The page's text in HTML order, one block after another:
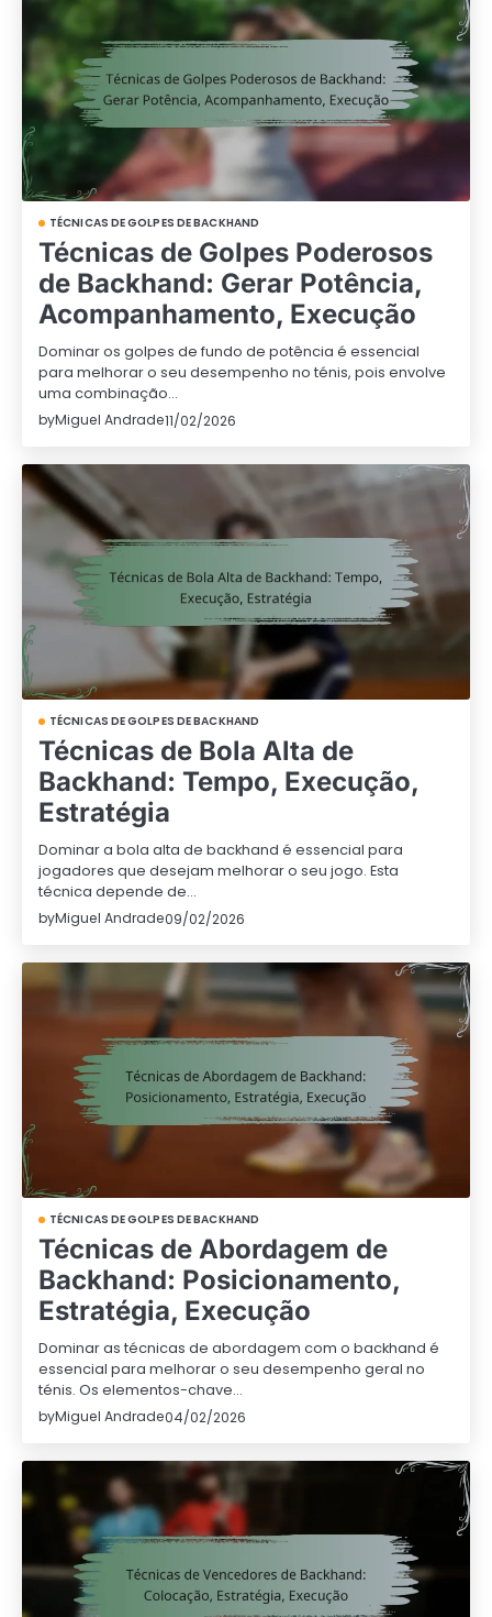
TÉCNICAS DE GOLPES DE BACKHAND
Técnicas de Golpes Poderosos
de Backhand: Gerar Potência,
Acompanhamento, Execução
Dominar os golpes de fundo de potência é essencial
para melhorar o seu desempenho no ténis, pois envolve
uma combinação…
byMiguel Andrade11/02/2026
TÉCNICAS DE GOLPES DE BACKHAND
Técnicas de Bola Alta de
Backhand: Tempo, Execução,
Estratégia
Dominar a bola alta de backhand é essencial para
jogadores que desejam melhorar o seu jogo. Esta
técnica depende de…
byMiguel Andrade09/02/2026
TÉCNICAS DE GOLPES DE BACKHAND
Técnicas de Abordagem de
Backhand: Posicionamento,
Estratégia, Execução
Dominar as técnicas de abordagem com o backhand é
essencial para melhorar o seu desempenho geral no
ténis. Os elementos-chave…
byMiguel Andrade04/02/2026